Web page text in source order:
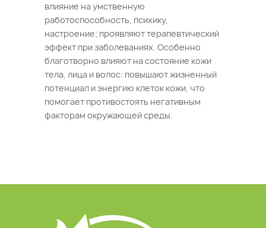
влияние на умственную
работоспособность, психику,
настроение; проявляют терапевтический
эффект при заболеваниях. Особенно
благотворно влияют на состояние кожи
тела, лица и волос: повышают жизненный
потенциал и энергию клеток кожи, что
помогает противостоять негативным
факторам окружающей среды.